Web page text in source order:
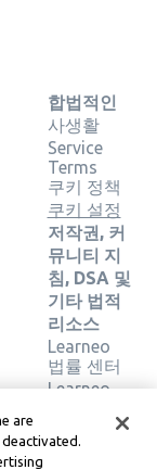
합법적인
사생활
Service
Terms
쿠키 정책
쿠키 설정
저작권, 커
뮤니티 지
침, DSA 및
기타 법적
리소스
Learneo
법률 센터
Learneo
are
deactivated.